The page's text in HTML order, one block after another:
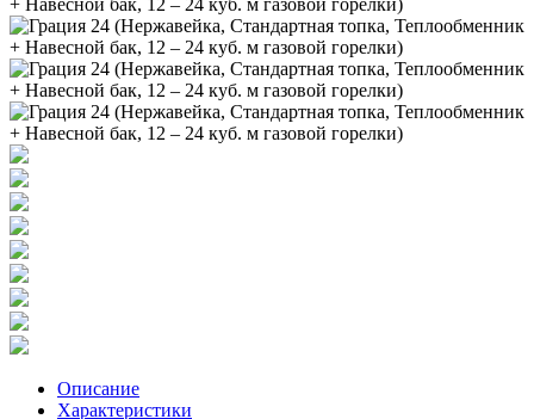
Описание
Характеристики